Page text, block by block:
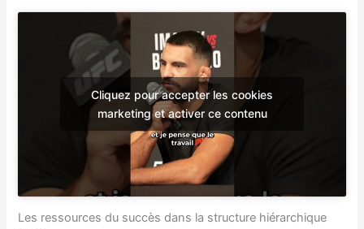
Cliquez pour accepter les cookies
marketing et activer ce contenu
Les ressources du succès dans la structure hiérarchique